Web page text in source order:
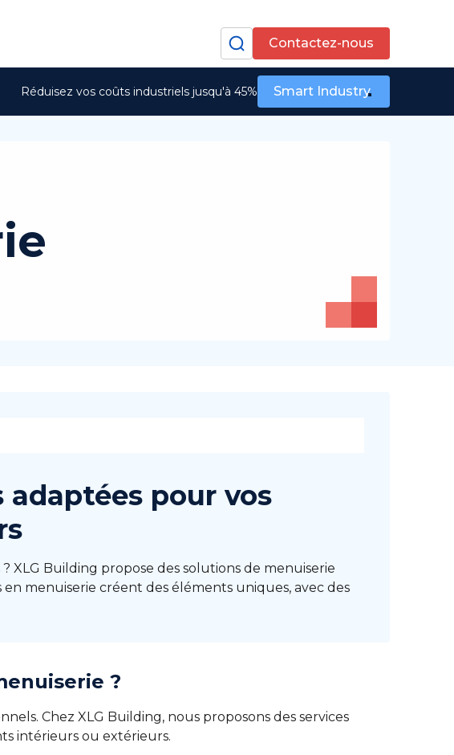
Contactez-nous
Réduisez vos coûts industriels jusqu'à 45% Smart Industry
pour vos
XLG Building propose des solutions de menuiserie
menuiserie créent des éléments uniques, avec des
?
Chez XLG Building, nous proposons des services
intérieurs ou extérieurs.